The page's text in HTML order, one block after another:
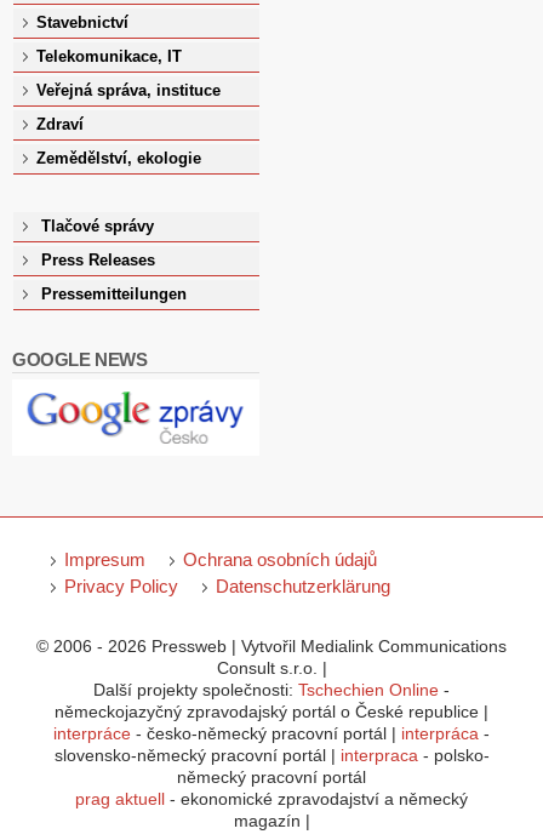
Stavebnictví
Telekomunikace, IT
Veřejná správa, instituce
Zdraví
Zemědělství, ekologie
Tlačové správy
Press Releases
Pressemitteilungen
GOOGLE NEWS
Impresum
Ochrana osobních údajů
Privacy Policy
Datenschutzerklärung
© 2006 - 2026 Pressweb | Vytvořil Medialink Communications
Consult s.r.o. |
Další projekty společnosti: Tschechien Online -
německojazyčný zpravodajský portál o České republice |
interpráce - česko-německý pracovní portál | interpráca -
slovensko-německý pracovní portál | interpraca - polsko-
německý pracovní portál
prag aktuell - ekonomické zpravodajství a německý
magazín |